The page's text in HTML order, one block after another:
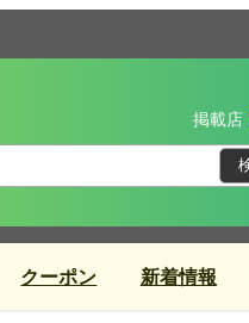
掲載店
クーポン 新着情報